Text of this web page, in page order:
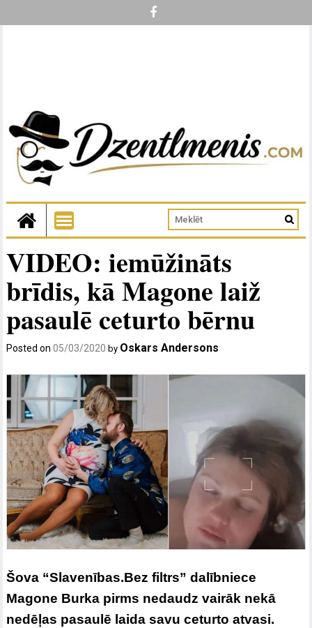
VIDEO: iemūžināts
brīdis, kā Magone laiž
pasaulē ceturto bērnu
Posted on05/03/2020 by Oskars Andersons
Šova “Slavenības.Bez filtrs” dalībniece
Magone Burka pirms nedaudz vairāk nekā
nedēļas pasaulē laida savu ceturto atvasi.